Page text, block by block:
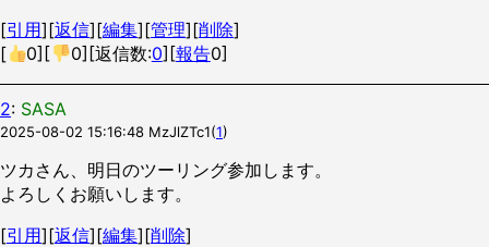
[引用][返信][編集][管理][削除]
[
0][ 0][返信数:0][報告0]
2: SASA
2025-08-02 15:16:48 MzJlZTc1(1)
ツカさん、明日のツーリング参加します。
よろしくお願いします。
[引用][返信][編集][削除]